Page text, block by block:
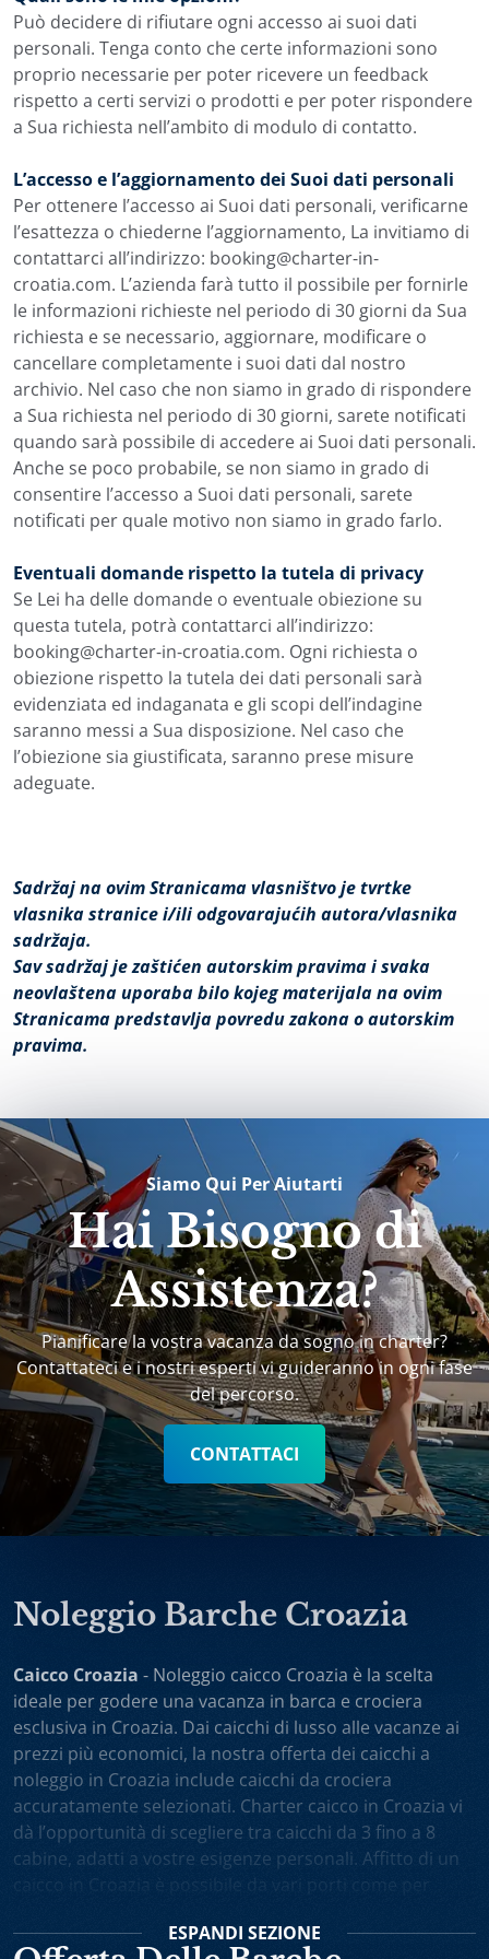
Può decidere di rifiutare ogni accesso ai suoi dati
personali. Tenga conto che certe informazioni sono
proprio necessarie per poter ricevere un feedback
rispetto a certi servizi o prodotti e per poter rispondere
a Sua richiesta nell’ambito di modulo di contatto.
L’accesso e l’aggiornamento dei Suoi dati personali
Per ottenere l’accesso ai Suoi dati personali, verificarne
l’esattezza o chiederne l’aggiornamento, La invitiamo di
contattarci all’indirizzo: booking@charter-in-
croatia.com. L’azienda farà tutto il possibile per fornirle
le informazioni richieste nel periodo di 30 giorni da Sua
richiesta e se necessario, aggiornare, modificare o
cancellare completamente i suoi dati dal nostro
archivio. Nel caso che non siamo in grado di rispondere
a Sua richiesta nel periodo di 30 giorni, sarete notificati
quando sarà possibile di accedere ai Suoi dati personali.
Anche se poco probabile, se non siamo in grado di
consentire l’accesso a Suoi dati personali, sarete
notificati per quale motivo non siamo in grado farlo.
Eventuali domande rispetto la tutela di privacy
Se Lei ha delle domande o eventuale obiezione su
questa tutela, potrà contattarci all’indirizzo:
booking@charter-in-croatia.com. Ogni richiesta o
obiezione rispetto la tutela dei dati personali sarà
evidenziata ed indaganata e gli scopi dell’indagine
saranno messi a Sua disposizione. Nel caso che
l’obiezione sia giustificata, saranno prese misure
adeguate.
Sadržaj na ovim Stranicama vlasništvo je tvrtke
vlasnika stranice i/ili odgovarajućih autora/vlasnika
sadržaja.
Sav sadržaj je zaštićen autorskim pravima i svaka
neovlaštena uporaba bilo kojeg materijala na ovim
Stranicama predstavlja povredu zakona o autorskim
pravima.
Siamo Qui Per Aiutarti
Hai Bisogno di
Assistenza?
Pianificare la vostra vacanza da sogno in charter?
Contattateci e i nostri esperti vi guideranno in ogni fase
del percorso.
CONTATTACI
Noleggio Barche Croazia
Caicco Croazia - Noleggio caicco Croazia è la scelta
ideale per godere una vacanza in barca e crociera
esclusiva in Croazia. Dai caicchi di lusso alle vacanze ai
prezzi più economici, la nostra offerta dei caicchi a
noleggio in Croazia include caicchi da crociera
accuratamente selezionati. Charter caicco in Croazia vi
dà l’opportunità di scegliere tra caicchi da 3 fino a 8
cabine, adatti a vostre esigenze personali. Affitto di un
caicco in Croazia è possibile da vari porti come per
scegliere noleggio caicchi sola andata oppure one-way
ESPANDI SEZIONE